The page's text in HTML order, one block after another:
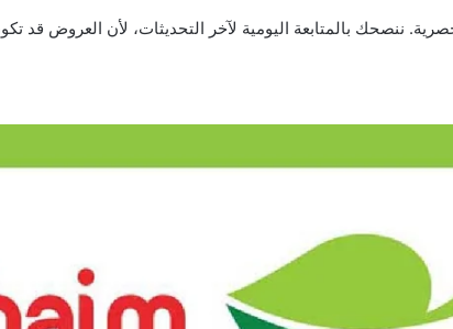
ننصحك بالمتابعة اليومية لآخر التحديثات، لأن العروض قد